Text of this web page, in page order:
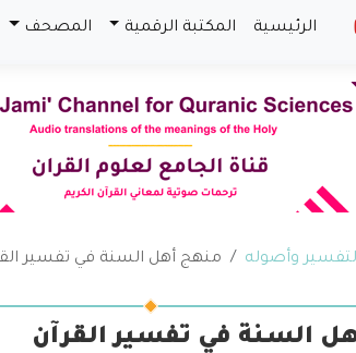
الرئيسية المكتبة الرقمية المصحف
وأصوله منهج أهل السنة في تفسير
السنة في تفسير القرآن